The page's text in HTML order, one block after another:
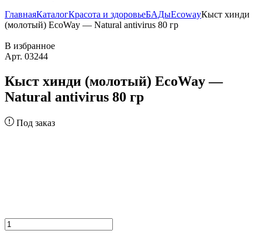
ГлавнаяКаталогКрасота и здоровьеБАДыEcowayКыст хинди
(молотый) EcoWay — Natural antivirus 80 гр
В избранное
Арт. 03244
Кыст хинди (молотый) EcoWay —
Natural antivirus 80 гр
Под заказ